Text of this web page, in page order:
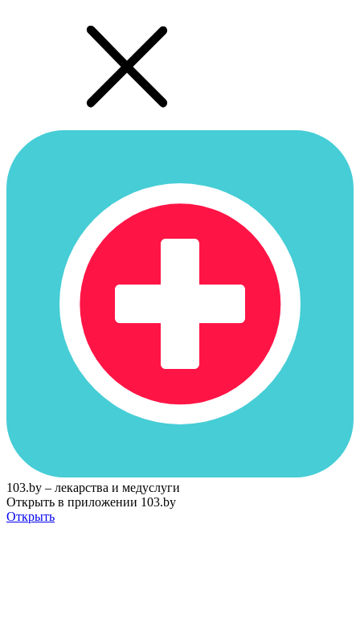
103.by – лекарства и медуслуги
Открыть в приложении 103.by
Открыть